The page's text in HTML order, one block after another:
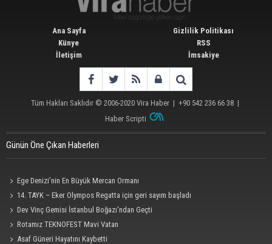
Ana Sayfa
Künye
İletişim
Gizlilik Politikası
RSS
İmsakiye
Tüm Hakları Saklıdır © 2006-2020 Vira Haber | +90 542 236 66 38 |
Haber Scripti
Günün Öne Çıkan Haberleri
Ege Denizi’nin En Büyük Mercan Ormanı
14. TAYK – Eker Olympos Regatta için geri sayım başladı
Dev Vinç Gemisi İstanbul Boğazı'ndan Geçti
Rotamız TEKNOFEST Mavi Vatan
Asaf Güneri Hayatını Kaybetti